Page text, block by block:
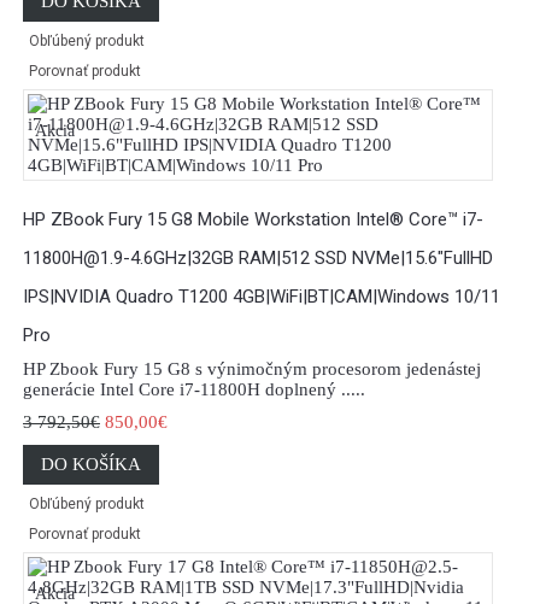
Obľúbený produkt
Porovnať produkt
Akcia
HP ZBook Fury 15 G8 Mobile Workstation Intel® Core™ i7-
11800H@1.9-4.6GHz|32GB RAM|512 SSD NVMe|15.6"FullHD
IPS|NVIDIA Quadro T1200 4GB|WiFi|BT|CAM|Windows 10/11
Pro
HP Zbook Fury 15 G8 s výnimočným procesorom jedenástej
generácie Intel Core i7-11800H doplnený .....
3 792,50€ 850,00€
DO KOŠÍKA
Obľúbený produkt
Porovnať produkt
Akcia